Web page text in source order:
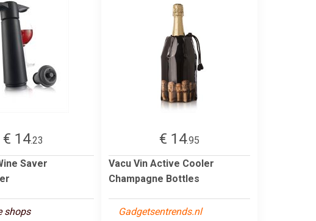
€ 14.23
Saver
shops
€ 14.95
Vacu Vin Active Cooler
Champagne Bottles
Gadgetsentrends.nl